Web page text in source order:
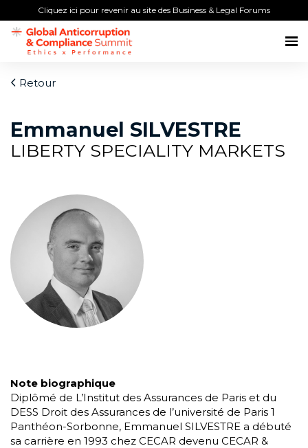
Cliquez ici pour revenir au site des Business & Legal Forums
Retour
Emmanuel SILVESTRE
LIBERTY SPECIALITY MARKETS
Note biographique
Diplômé de L’Institut des Assurances de Paris et du
DESS Droit des Assurances de l’université de Paris 1
Panthéon-Sorbonne, Emmanuel SILVESTRE a débuté
sa carrière en 1993 chez CECAR devenu CECAR &